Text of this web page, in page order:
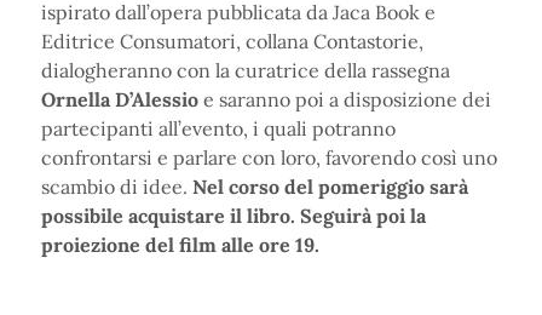
ispirato dall’opera pubblicata da Jaca Book e
Editrice Consumatori, collana Contastorie,
dialogheranno con la curatrice della rassegna
Ornella D’Alessio e saranno poi a disposizione dei
partecipanti all’evento, i quali potranno
confrontarsi e parlare con loro, favorendo così uno
scambio di idee. Nel corso del pomeriggio sarà
possibile acquistare il libro. Seguirà poi la
proiezione del film alle ore 19.